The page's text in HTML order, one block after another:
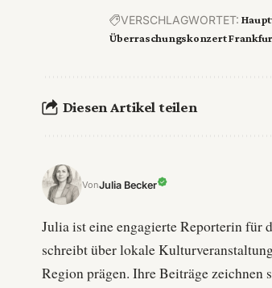
VERSCHLAGWORTET:
Überraschungskonzert
Diesen Artikel teilen
VonJulia Becker
Julia ist eine engagierte Reporterin für
schreibt über lokale
Region prägen. Ihre Beiträge zeichnen